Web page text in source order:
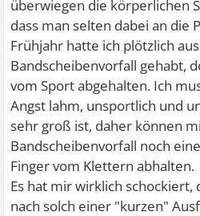
überwiegen die körperlichen
dass man selten dabei an die
Frühjahr hatte ich plötzlich
Bandscheibenvorfall gehabt,
vom Sport abgehalten. Ich
Angst lahm, unsportlich und
sehr groß ist, daher können
Bandscheibenvorfall noch
Finger vom Klettern abhalten.
Es hat mir wirklich schockiert,
nach solch einer "kurzen"